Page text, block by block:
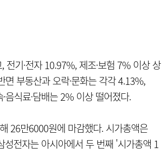
기·전자 10.97%, 제조·보험 7% 이상 상
부동산과 오락·문화는 각각 4.13%,
음식료·담배는 2% 이상 떨어졌다.
26만6000원에 마감했다. 시가총액은
전자는 아시아에서 두 번째 '시가총액 1